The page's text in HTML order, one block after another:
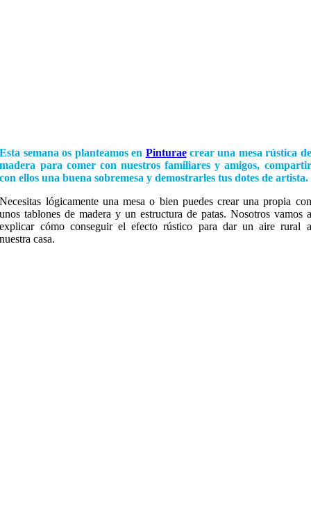
Esta semana os planteamosen Pinturaecrear una mesa rústica de
madera para comer con nuestros familiares y amigos, compartir
con ellos una buena sobremesa y demostrarles tus dotes de artista.
Necesitas lógicamente una mesa o bien puedes crear una propia con
unos tablones de madera y un estructura de patas. Nosotros vamos a
explicar cómo conseguir el efecto rústico para dar un aire rural a
nuestra casa.